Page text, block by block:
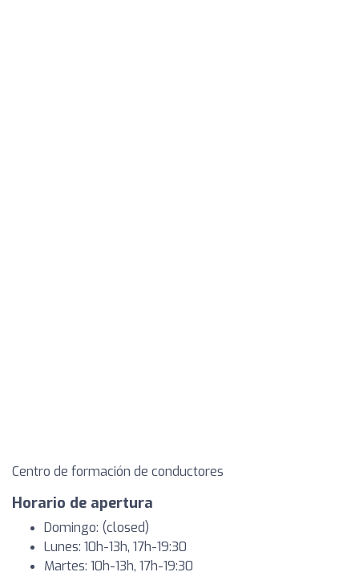
Centro de formación de conductores
Horario de apertura
Domingo: (closed)
Lunes: 10h-13h, 17h-19:30
Martes: 10h-13h, 17h-19:30